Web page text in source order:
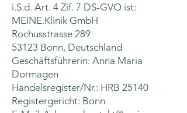
i.S.d. Art. 4 Zif. 7 DS-GVO ist:
MEINE.Klinik GmbH
Rochusstrasse 289
53123 Bonn, Deutschland
Geschäftsführerin: Anna Maria
Dormagen
Handelsregister/Nr.: HRB 25140
Registergericht: Bonn